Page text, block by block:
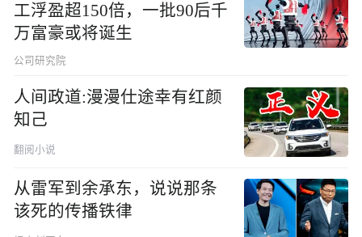
工浮盈超150倍，一批90后千
万富豪或将诞生
公司研究院
人间政道:漫漫仕途幸有红颜
知己
翻阅小说
从雷军到余承东，说说那条
该死的传播铁律